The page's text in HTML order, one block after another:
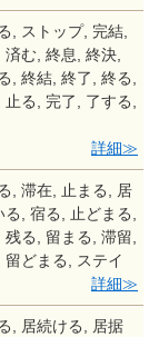
, ストップ, 完結,
済む, 終息, 終決,
, 終結, 終了, 終る,
止る, 完了, 了する,
詳細
, 滞在, 止まる, 居
る, 宿る, 止どまる,
残る, 留まる, 滞留,
留どまる, ステイ
詳細
, 居続ける, 居据